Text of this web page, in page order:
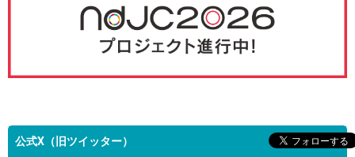
公式X（旧ツイッター）